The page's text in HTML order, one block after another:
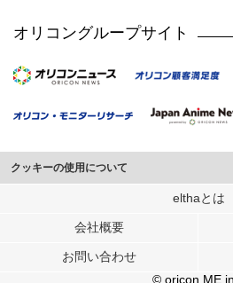
オリコングループサイト
クッキーの使用について
このサイトでは Cookie を使用して、ユーザ
行っています。
メディアや広告配信、データ解析の各パート
各パートナーは、この情報とユーザーが各パ
elthaとは
会社概要
お問い合わせ
© oricon ME